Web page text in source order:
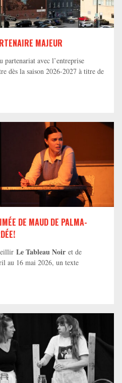
MAJEUR
partenariat avec l’entreprise
dès la saison 2026-2027 à titre de
DE MAUD DE PALMA-
Le Tableau Noir et de
au 16 mai 2026, un texte